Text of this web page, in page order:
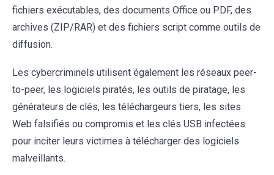
fichiers exécutables, des documents Office ou PDF, des
archives (ZIP/RAR) et des fichiers script comme outils de
diffusion.
Les cybercriminels utilisent également les réseaux peer-
to-peer, les logiciels piratés, les outils de piratage, les
générateurs de clés, les téléchargeurs tiers, les sites
Web falsifiés ou compromis et les clés USB infectées
pour inciter leurs victimes à télécharger des logiciels
malveillants.